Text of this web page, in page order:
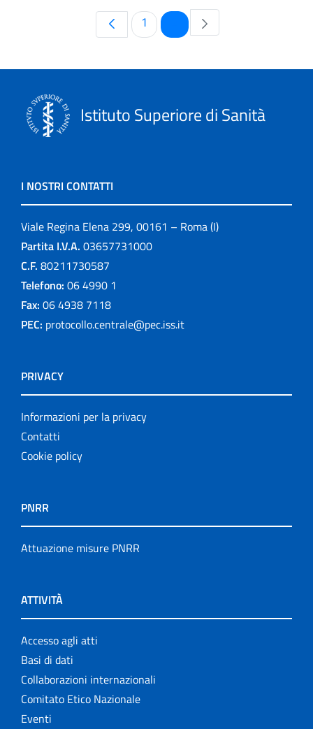
Pagina
1 Pagina
Istituto Superiore di Sanità
I NOSTRI CONTATTI
Viale Regina Elena 299, 00161 – Roma (I)
Partita I.V.A. 03657731000
C.F. 80211730587
Telefono: 06 4990 1
Fax: 06 4938 7118
PEC: protocollo.centrale@pec.iss.it
PRIVACY
Informazioni per la privacy
Contatti
Cookie policy
PNRR
Attuazione misure PNRR
ATTIVITÀ
Accesso agli atti
Basi di dati
Collaborazioni internazionali
Comitato Etico Nazionale
Eventi